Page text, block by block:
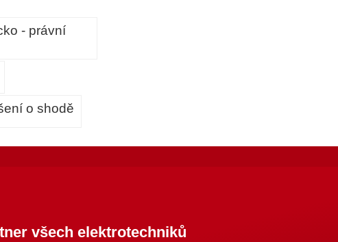
- právní
o shodě
všech elektrotechniků